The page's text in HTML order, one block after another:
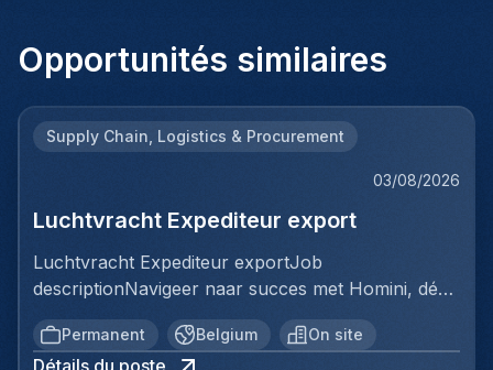
Opportunités similaires
Supply Chain, Logistics & Procurement
03/08/2026
Luchtvracht Expediteur export
Luchtvracht Expediteur exportJob
descriptionNavigeer naar succes met Homini, dé
brug tussen talent en uitmuntende opportuniteiten
binnen de arbeidsmarkt. Als voorloper in
Permanent Belgium On site
Détails du poste